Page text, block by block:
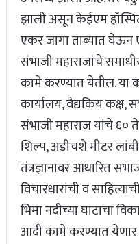
झाली असून केईएम
एकर जागा ताब्यात
संभाजी महाराजांचे
कामे करण्यात येतील. या
कार्यालय, वैद्यकिय कक्ष,
संभाजी महाराज यांचे ६०
शिल्प, अडीचशे मीटर
तंत्रज्ञानावर आधारित
विचारधारांची व
भिमा नदीच्या घाटाचा
आदी कामे करण्यात